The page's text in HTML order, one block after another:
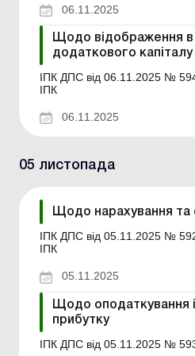
06.11.2025
Щодо відображення в
додаткового
ІПК ДПС від 06.11.2025 №
ІПК
06.11.2025
05 листопада
Щодо нарахування та
ІПК ДПС від 05.11.2025 № 5925/ІПК/99-00-24-03-03
ІПК
05.11.2025
Щодо оподаткування
прибутку
ІПК ДПС